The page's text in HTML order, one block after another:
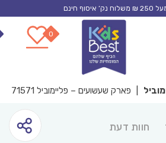
| פארק שעשועים – פליימוביל 71571
דעת